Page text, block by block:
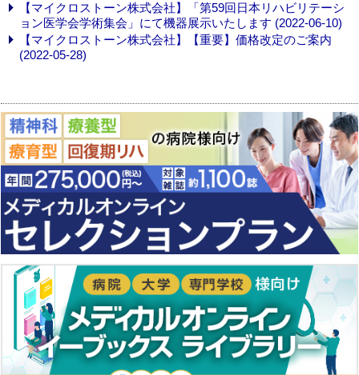
【マイクロストーン株式会社】「第59回日本リハビリテーシ
ョン医学会学術集会」にて機器展示いたします (2022-06-10)
【マイクロストーン株式会社】【重要】価格改定のご案内
(2022-05-28)